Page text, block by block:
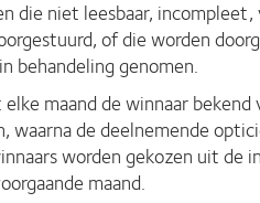
die niet leesbaar,
of die worden
behandeling genomen.
maand de winnaar
waarna de deelnemende
worden gekozen uit de
maand.